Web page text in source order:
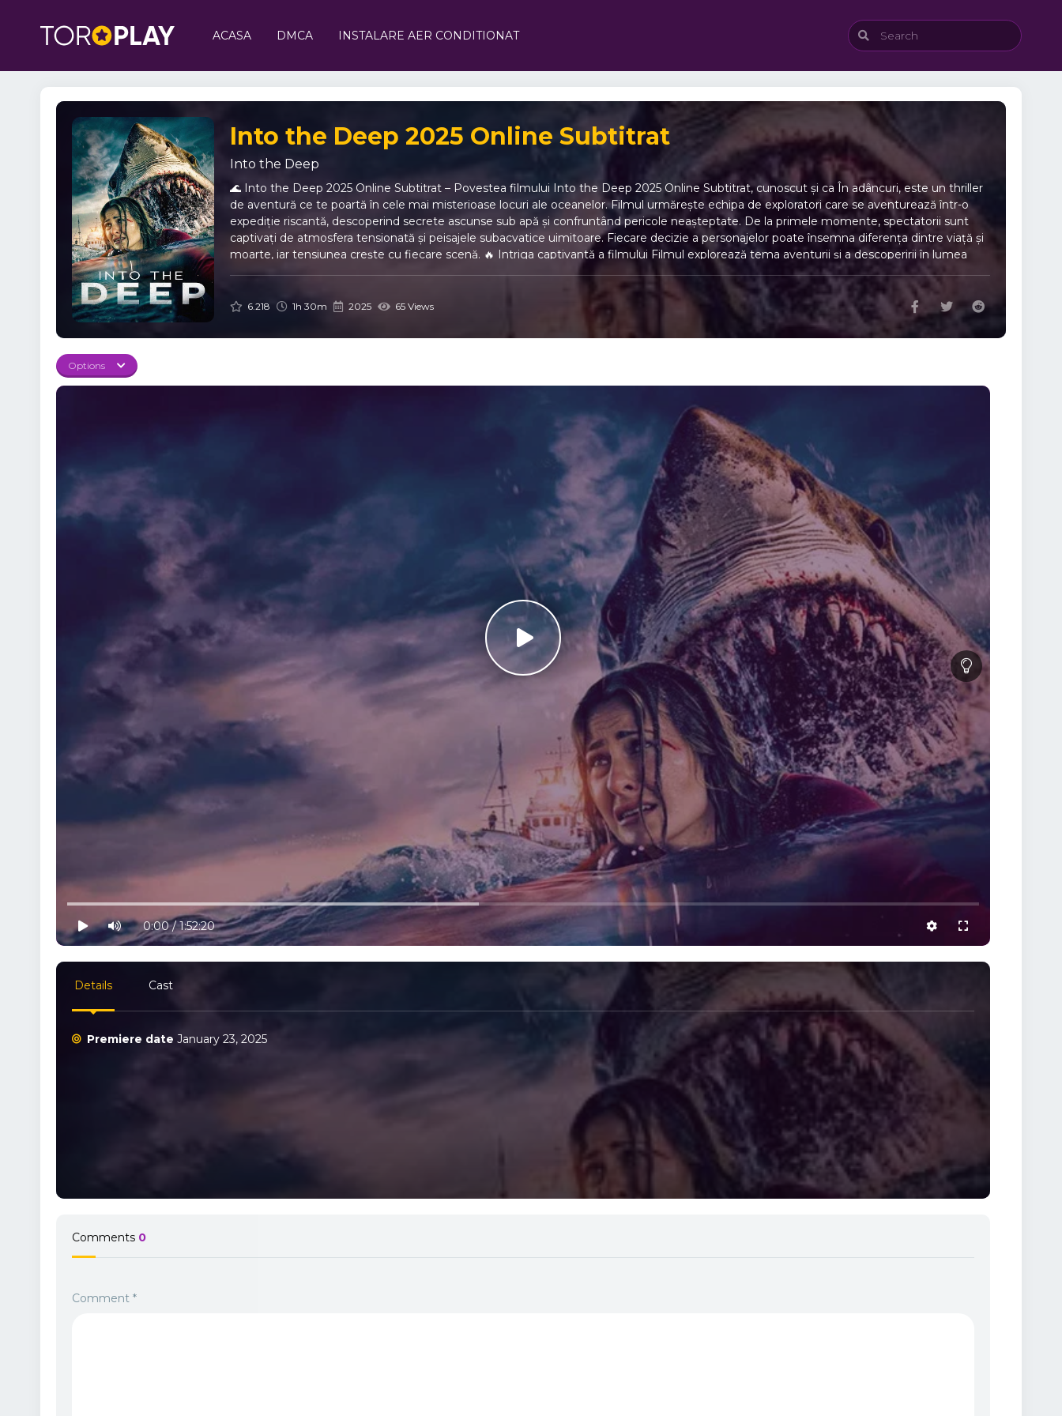
ACASA DMCA INSTALARE AER CONDITIONAT
Into the Deep 2025 Online Subtitrat
Into the Deep
🌊 Into the Deep 2025 Online Subtitrat – Povestea filmului Into the Deep 2025 Online Subtitrat, cunoscut și ca În adâncuri, este un thriller
de aventură ce te poartă în cele mai misterioase locuri ale oceanelor. Filmul urmărește echipa de exploratori care se aventurează într-o
expediție riscantă, descoperind secrete ascunse sub apă și confruntând pericole neașteptate. De la primele momente, spectatorii sunt
captivați de atmosfera tensionată și peisajele subacvatice uimitoare. Fiecare decizie a personajelor poate însemna diferența dintre viață și
moarte, iar tensiunea crește cu fiecare scenă. 🔥 Intriga captivantă a filmului Filmul explorează tema aventurii și a descoperirii în lumea
subacvatică: 🔹 Teme principale: 🌊 Explorare subacvatică – descoperă mistere și secrete ascunse ⚡ Suspans și pericol – fiecare moment
aduce provocări neașteptate 🧩 Mister și enigme – povești ascunse în adâncuri 👥 Echipă curajoasă – relațiile și deciziile lor sunt cruciale 🎯
De ce să vizionezi Into the Deep 2025 Online Subtitrat 💥 Aventură intensă – expediții subacvatice pline de suspans 🌊 Scenografie
spectaculoasă – peisaje și efecte subacvatice uimitoare 🧠 Intrigă complexă – mistere care te țin cu sufletul la gură 👁 Personaje
memorabile – echipă curajoasă și determinată 📽 Distracție pentru întreaga familie – combinație de aventură și mister 💡 Experiența
tensionată și enigmele prezentate îl fac ideal pentru iubitorii de thrillere și aventură. Descoperirea secretelor ascunse în adâncuri te va ține
6.218 1h 30m 2025 65 Views
Options
10% progress
play
volume0:00 / 1:52:20 settings
Details Cast
Premiere date January 23, 2025
Comments 0
Comment *